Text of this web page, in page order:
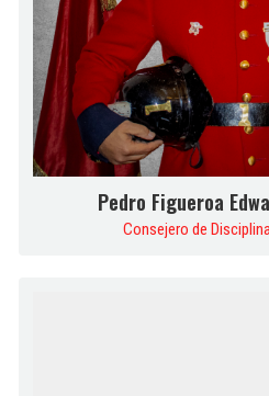
Pedro Figueroa
Consejero de